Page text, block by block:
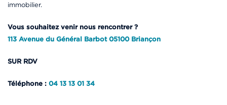
immobilier.
Vous souhaitez venir nous rencontrer ?
113 Avenue du Général Barbot 05100 Briançon
SUR RDV
Téléphone : 04 13 13 01 34